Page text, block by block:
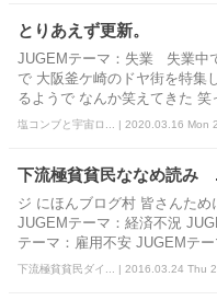
とりあえず更新。
JUGEMテーマ：失業 失業中
で 大阪釜ケ崎のドヤ街を特
るようで なんか笑えてきた 笑
塩コンブと宇宙ロ... | 2020.03.16 Mon
下流極貧貧民ななめ読み
ジ にほんブログ村 皆さんため
JUGEMテーマ：経済不況
テーマ：雇用不安 JUGEMテー
下流極貧貧民ダイ... | 2016.03.24 Thu